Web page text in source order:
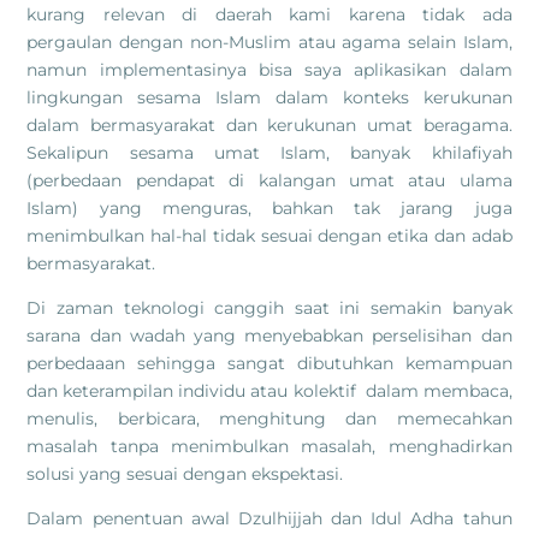
kurang relevan di daerah kami karena tidak ada
pergaulan dengan non-Muslim atau agama selain Islam,
namun implementasinya bisa saya aplikasikan dalam
lingkungan sesama Islam dalam konteks kerukunan
dalam bermasyarakat dan kerukunan umat beragama.
Sekalipun sesama umat Islam, banyak khilafiyah
(perbedaan pendapat di kalangan umat atau ulama
Islam) yang menguras, bahkan tak jarang juga
menimbulkan hal-hal tidak sesuai dengan etika dan adab
bermasyarakat.
Di zaman teknologi canggih saat ini semakin banyak
sarana dan wadah yang menyebabkan perselisihan dan
perbedaaan sehingga sangat dibutuhkan kemampuan
dan keterampilan individu atau kolektif dalam membaca,
menulis, berbicara, menghitung dan memecahkan
masalah tanpa menimbulkan masalah, menghadirkan
solusi yang sesuai dengan ekspektasi.
Dalam penentuan awal Dzulhijjah dan Idul Adha tahun